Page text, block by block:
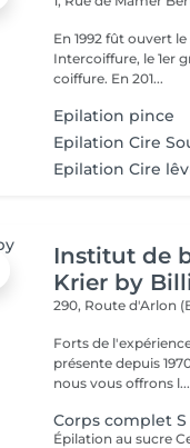
En 1992 fût ouvert le
Intercoiffure, le 1er
coiffure. En 201...
Epilation pince
Epilation Cire
Epilation Cire
Institut de
Krier by
290, Route d'Arlon
Forts de
présente depuis
nous vous offrons l...
Corps complet S